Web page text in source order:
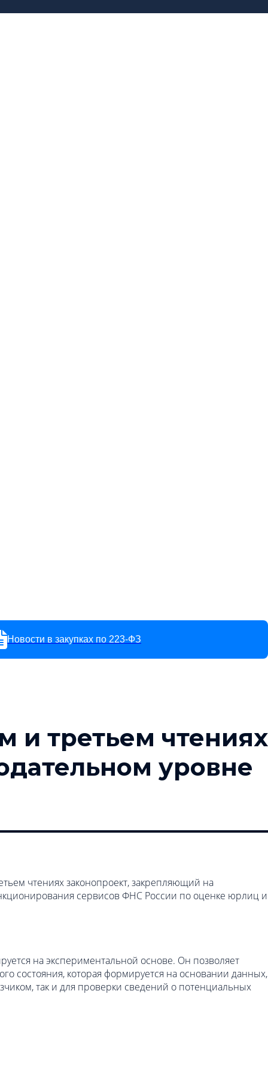
Новости в закупках по 223-ФЗ
и третьем чтениях
уровне
чтениях законопроект, закрепляющий на
сервисов ФНС России по оценке юрлиц и
на экспериментальной основе. Он позволяет
состояния, которая формируется на основании данных,
так и для проверки сведений о потенциальных